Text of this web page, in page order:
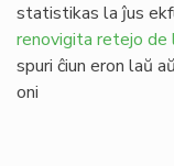
statistikas la ĵus
renovigita retejo de
spuri ĉiun eron laŭ
oni